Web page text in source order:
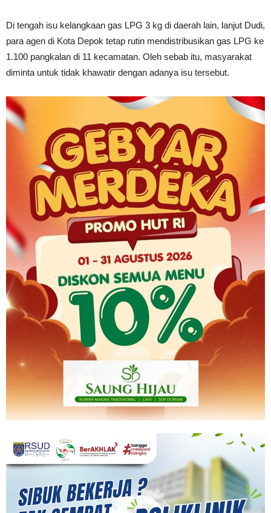
Di tengah isu kelangkaan gas LPG 3 kg di daerah lain, lanjut Dudi,
para agen di Kota Depok tetap rutin mendistribusikan gas LPG ke
1.100 pangkalan di 11 kecamatan. Oleh sebab itu, masyarakat
diminta untuk tidak khawatir dengan adanya isu tersebut.